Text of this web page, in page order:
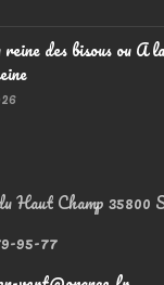
des bisous ou A
Haut Champ
95-77